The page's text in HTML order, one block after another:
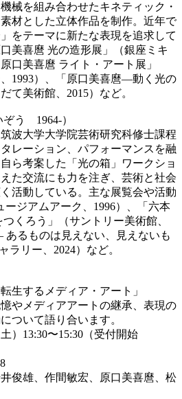
械を組み合わせたキネティック・
材とした立体作品を制作。近年で
をテーマに新たな表現を追求して
美喜麿 光の造形展」（銀座ミキ
口美喜麿 ライト・アート展」
、1993）、「原口美喜麿―動く光の
て美術館、2015）など。
う 1964-）
波大学大学院芸術研究科修士課程
レーション、パフォーマンスを融
ら考案した「光の箱」ワークショ
た交流にも力を注ぎ、芸術と社会
活動している。主な展覧会や活動
ジアムアーク、1996）、「六本
くろう」（サントリー美術館、
るものは見えない、見えないも
リー、2024）など。
生するメディア・アート」
やメディアアートの継承、表現の
ついて語り合います。
）13:30〜15:30（受付開始
俊雄、作間敏宏、原口美喜麿、松